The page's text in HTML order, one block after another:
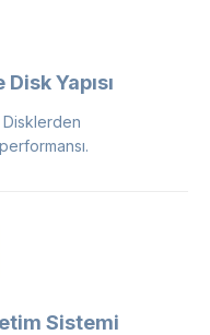
Yapısı
Disklerden
Sistemi